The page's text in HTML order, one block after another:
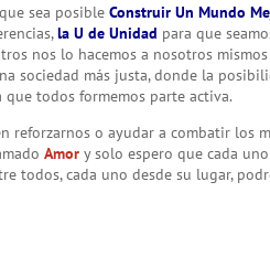
sea posibleConstruir Un Mundo
la U de Unidad para que
nos lo hacemos a nosotros
sociedad más justa, donde la
todos formemos parte activa.
reforzarnos o ayudar a combatir los
Amor y solo espero que cada
todos, cada uno desde su lugar,